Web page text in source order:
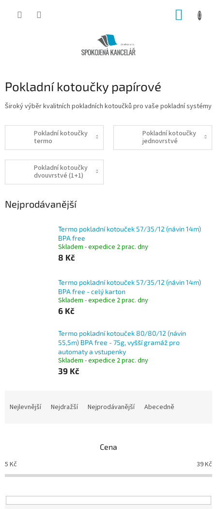
Pokladní kotoučky papírové
Široký výběr kvalitních pokladních kotoučků pro vaše pokladní systémy
Pokladní kotoučky
termo
Pokladní kotoučky
jednovrstvé
Pokladní kotoučky
dvouvrstvé (1+1)
Nejprodávanější
Termo pokladní kotouček 57/35/12 (návin 14m)
BPA free
Skladem - expedice 2 prac. dny
8 Kč
Termo pokladní kotouček 57/35/12 (návin 14m)
BPA free - celý karton
Skladem - expedice 2 prac. dny
6 Kč
Termo pokladní kotouček 80/80/12 (návin
55,5m) BPA free - 75g, vyšší gramáž pro
automaty a vstupenky
Skladem - expedice 2 prac. dny
39 Kč
p
r
o
u
Nejlevnější Nejdražší Nejprodávanější Abecedně
Cena
5 Kč 39Kč